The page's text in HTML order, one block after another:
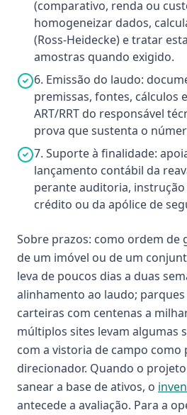
(comparativo, renda ou
homogeneizar dados,
(Ross-Heidecke) e tratar
amostras quando exigido.
6. Emissão do laudo:
premissas, fontes, cálculos
ART/RRT do responsável
prova que sustenta o
7. Suporte à finalidade:
lançamento contábil da
perante auditoria,
crédito ou da apólice de
Sobre prazos: como ordem de
de um imóvel ou de um
leva de poucos dias a duas
alinhamento ao laudo;
carteiras com centenas a
múltiplos sites levam algumas
com a vistoria de campo como
direcionador. Quando o
sanear a base de ativos, o
antecede a avaliação. Para a